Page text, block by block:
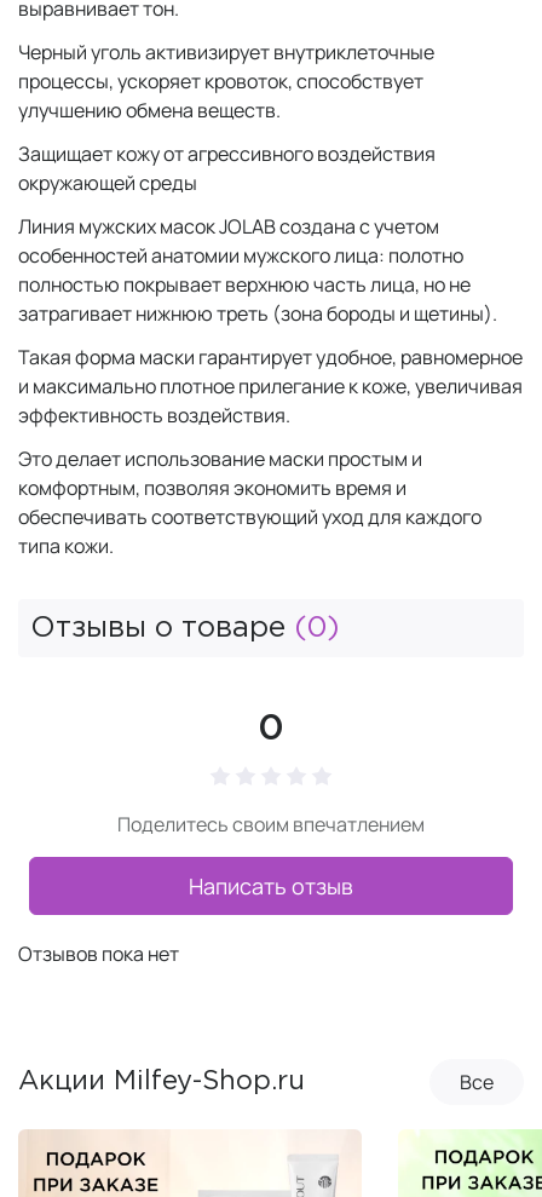
выравнивает тон.
Черный уголь активизирует внутриклеточные
процессы, ускоряет кровоток, способствует
улучшению обмена веществ.
Защищает кожу от агрессивного воздействия
окружающей среды
Линия мужских масок JOLAB создана с учетом
особенностей анатомии мужского лица: полотно
полностью покрывает верхнюю часть лица, но не
затрагивает нижнюю треть (зона бороды и щетины).
Такая форма маски гарантирует удобное, равномерное
и максимально плотное прилегание к коже, увеличивая
эффективность воздействия.
Это делает использование маски простым и
комфортным, позволяя экономить время и
обеспечивать соответствующий уход для каждого
типа кожи.
Отзывы о товаре (0)
0
Поделитесь своим впечатлением
Написать отзыв
Отзывов пока нет
Акции Milfey-Shop.ru Все